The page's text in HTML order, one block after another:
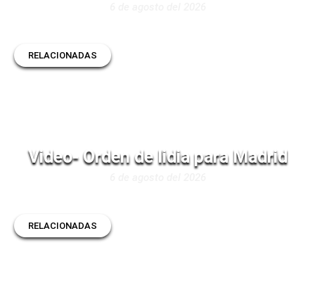
RELACIONADAS
Video- Orden de lidia para Madrid
RELACIONADAS